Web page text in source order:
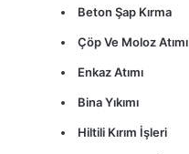
Beton Şap Kırma
Çöp Ve Moloz Atımı
Enkaz Atımı
Bina Yıkımı
Hiltili Kırım İşleri